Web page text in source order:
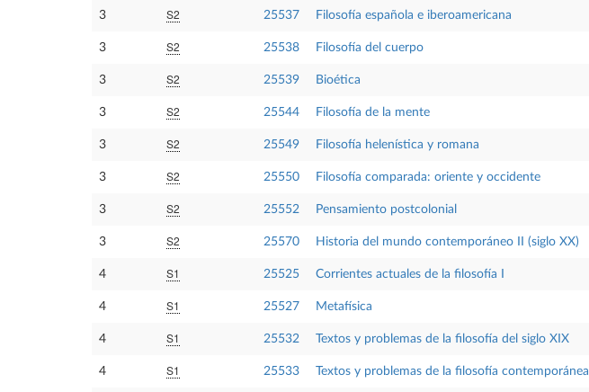
3 S2 25537 Filosofía española e iberoamericana
3 S2 25538 Filosofía del cuerpo
3 S2 25539 Bioética
3 S2 25544 Filosofía de la mente
3 S2 25549 Filosofía helenística y romana
3 S2 25550 Filosofía comparada: oriente y occidente
3 S2 25552 Pensamiento postcolonial
3 S2 25570 Historia del mundo contemporáneo II (siglo XX)
4 S1 25525 Corrientes actuales de la filosofía I
4 S1 25527 Metafísica
4 S1 25532 Textos y problemas de la filosofía del siglo XIX
4 S1 25533 Textos y problemas de la filosofía contemporánea